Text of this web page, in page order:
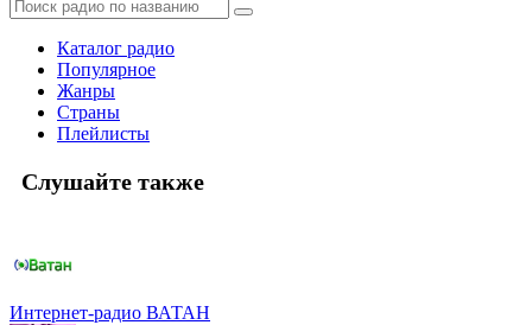
Каталог радио
Популярное
Жанры
Страны
Плейлисты
Слушайте также
Интернет-радио ВАТАН